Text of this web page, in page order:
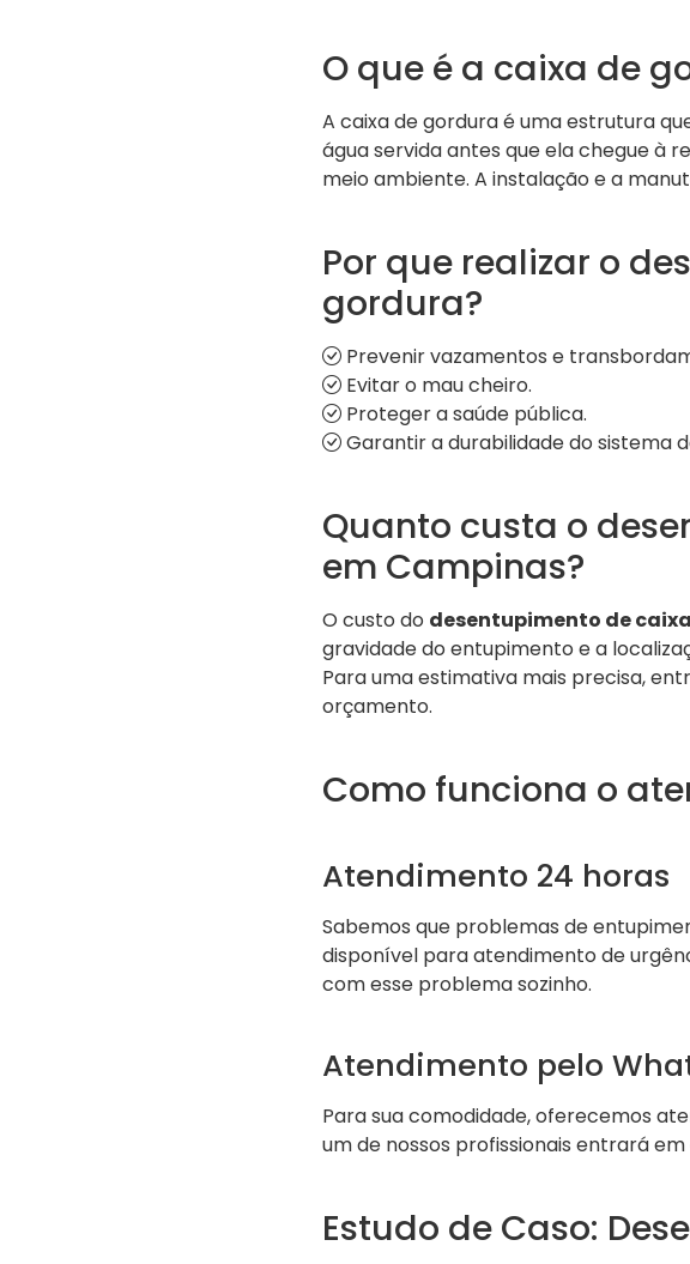
O que é a caixa de
A caixa de gordura é uma estrutura
água servida antes que ela chegue à
meio ambiente. A instalação e a
Por que realizar o
gordura?
Prevenir vazamentos e
Evitar o mau cheiro.
Proteger a saúde pública.
Garantir a durabilidade do sistema
Quanto custa o
em Campinas?
O custo do desentupimento de
gravidade do entupimento e a
Para uma estimativa mais precisa,
orçamento.
Como funciona o
Atendimento 24 horas
Sabemos que problemas de
disponível para atendimento de
com esse problema sozinho.
Atendimento pelo
Para sua comodidade, oferecemos
um de nossos profissionais entrará
Estudo de Caso: